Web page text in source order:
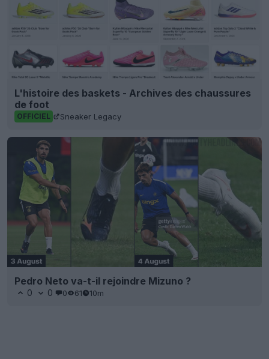
L'histoire des baskets - Archives des chaussures
de foot
OFFICIEL Sneaker Legacy
Pedro Neto va-t-il rejoindre Mizuno ?
0 0 0 61 10m